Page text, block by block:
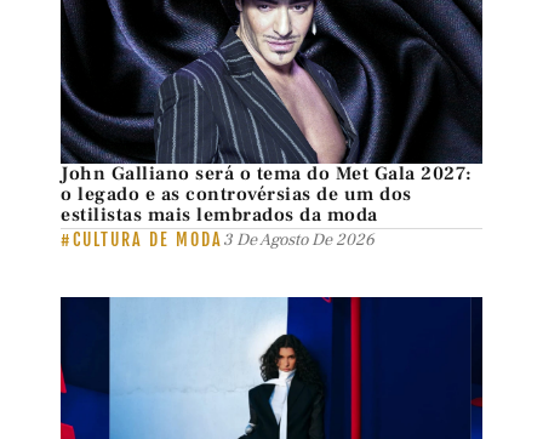
John Galliano será o tema do Met Gala 2027:
o legado e as controvérsias de um dos
estilistas mais lembrados da moda
#CULTURA DE MODA3 De Agosto De 2026